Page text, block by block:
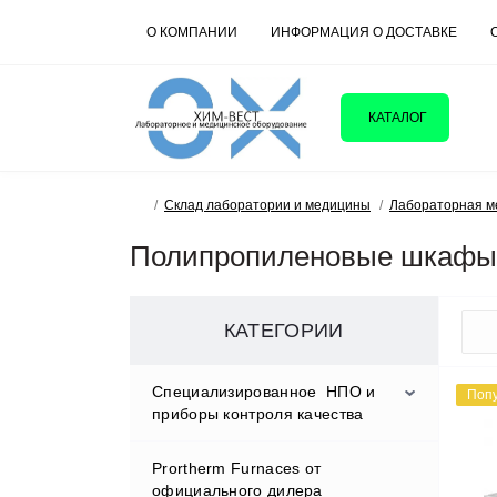
О КОМПАНИИ ИНФОРМАЦИЯ О ДОСТАВКЕ
КАТАЛОГ
Склад лаборатории и медицины Лабораторная
Полипропиленовые шкафы
КАТЕГОРИИ
Cпециализированное НПО и
приборы контроля качества
D.W.RENZMANN Washing &
Distillation
Prortherm Furnaces от
официального дилера